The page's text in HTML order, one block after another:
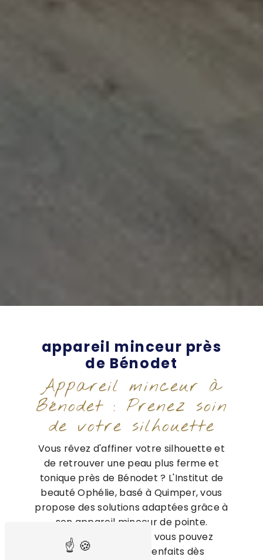
appareil minceur près
de Bénodet
Appareil minceur à
Bénodet : Prenez soin
de votre silhouette
Vous rêvez d'affiner votre silhouette et
de retrouver une peau plus ferme et
tonique près de Bénodet ? L'Institut de
beauté Ophélie, basé à Quimper, vous
propose des solutions adaptées grâce à
son appareil minceur de pointe.
Découvrez comment vous pouvez
bénéficier de ses bienfaits dès